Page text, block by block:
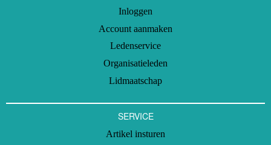
Inloggen
Account aanmaken
Ledenservice
Organisatieleden
Lidmaatschap
SERVICE
Artikel insturen